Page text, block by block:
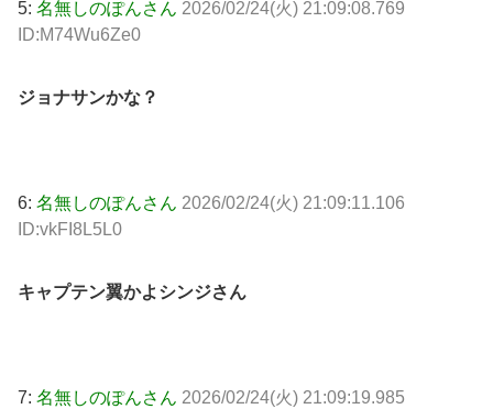
5: 名無しのぽんさん 2026/02/24(火) 21:09:08.769
ID:M74Wu6Ze0
ジョナサンかな？
6: 名無しのぽんさん 2026/02/24(火) 21:09:11.106
ID:vkFI8L5L0
キャプテン翼かよシンジさん
7: 名無しのぽんさん 2026/02/24(火) 21:09:19.985